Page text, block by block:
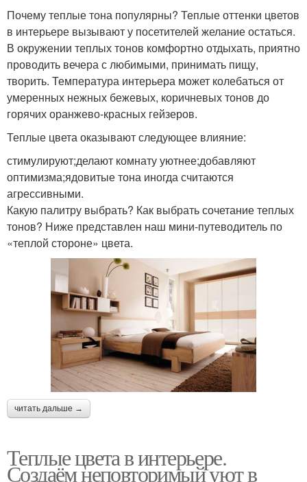
Почему теплые тона популярны? Теплые оттенки цветов
в интерьере вызывают у посетителей желание остаться.
В окружении теплых тонов комфортно отдыхать, приятно
проводить вечера с любимыми, принимать пищу,
творить. Температура интерьера может колебаться от
умеренных нежных бежевых, коричневых тонов до
горячих оранжево-красных гейзеров.
Теплые цвета оказывают следующее влияние:
стимулируют;делают комнату уютнее;добавляют
оптимизма;ядовитые тона иногда считаются
агрессивными.
Какую палитру выбрать? Как выбрать сочетание теплых
тонов? Ниже представлен наш мини-путеводитель по
«теплой стороне» цвета.
читать дальше →
Теплые цвета в интерьере.
Создаём неповторимый уют в